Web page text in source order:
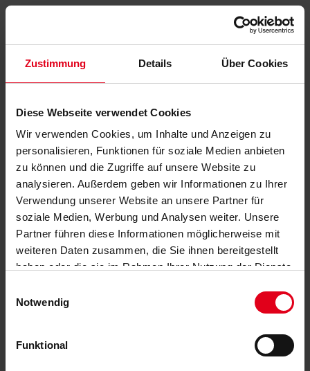
Zustimmung Details Über Cookies
Diese Webseite verwendet Cookies
Wir verwenden Cookies, um Inhalte und Anzeigen zu
personalisieren, Funktionen für soziale Medien anbieten
zu können und die Zugriffe auf unsere Website zu
analysieren. Außerdem geben wir Informationen zu Ihrer
Verwendung unserer Website an unsere Partner für
soziale Medien, Werbung und Analysen weiter. Unsere
Partner führen diese Informationen möglicherweise mit
weiteren Daten zusammen, die Sie ihnen bereitgestellt
haben oder die sie im Rahmen Ihrer Nutzung der Dienste
Notwendig
Funktional